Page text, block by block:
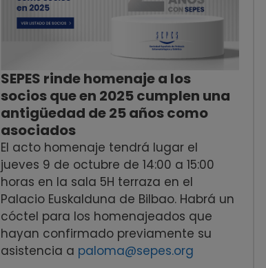
SEPES rinde homenaje a los
socios que en 2025 cumplen una
antigüedad de 25 años como
asociados
El acto homenaje tendrá lugar el
jueves 9 de octubre de 14:00 a 15:00
horas en la sala 5H terraza en el
Palacio Euskalduna de Bilbao. Habrá un
cóctel para los homenajeados que
hayan confirmado previamente su
asistencia a paloma@sepes.org